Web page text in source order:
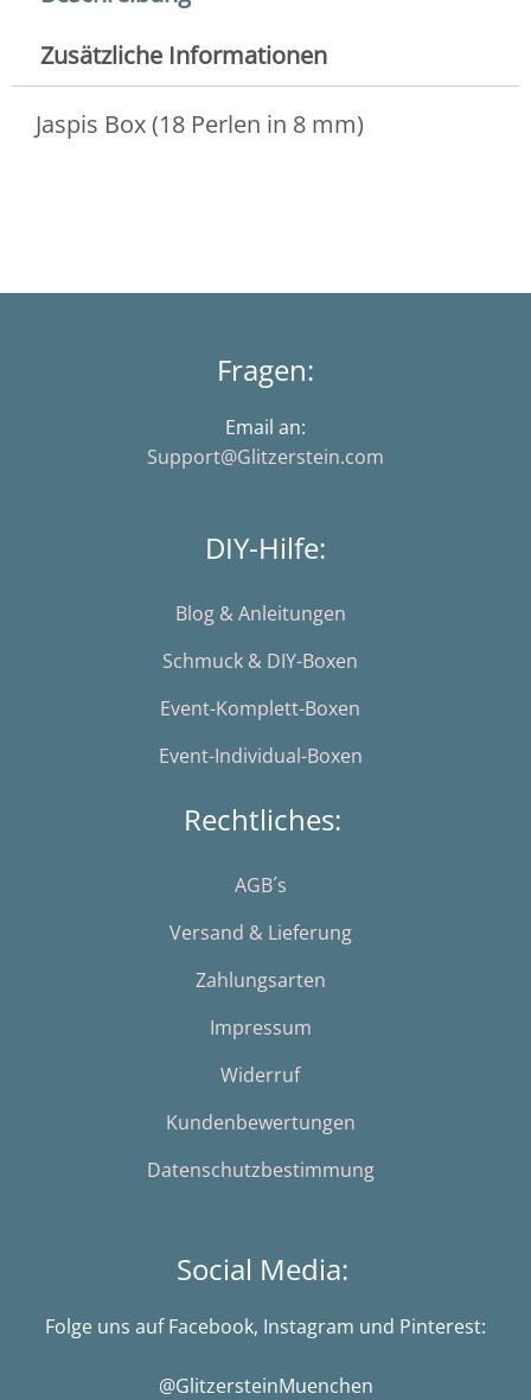
Zusätzliche Informationen
Jaspis Box (18 Perlen in 8 mm)
Fragen:
Email an:
Support@Glitzerstein.com
DIY-Hilfe:
Blog & Anleitungen
Schmuck & DIY-Boxen
Event-Komplett-Boxen
Event-Individual-Boxen
Rechtliches:
AGB´s
Versand & Lieferung
Zahlungsarten
Impressum
Widerruf
Kundenbewertungen
Datenschutzbestimmung
Social Media:
Folge uns auf Facebook, Instagram und Pinterest:
@GlitzersteinMuenchen